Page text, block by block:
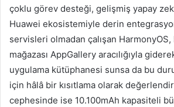
çoklu görev desteği, gelişmiş yapay
Huawei ekosistemiyle derin
servisleri olmadan çalışan
mağazası AppGallery aracılığıyla
uygulama kütüphanesi sunsa da bu
için hâlâ bir kısıtlama olarak
cephesinde ise 10.100mAh kapasiteli